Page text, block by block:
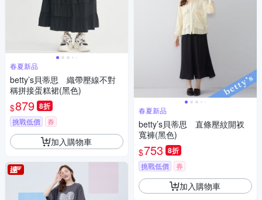
春夏新品
betty’s貝蒂思 織帶壓線不對
稱拼接蛋糕裙(黑色)
$879 8折
挑戰低價 券
加入購物車
春夏新品
betty’s貝蒂思 直條壓紋開衩
寬褲(黑色)
$753 8折
挑戰低價 券
加入購物車